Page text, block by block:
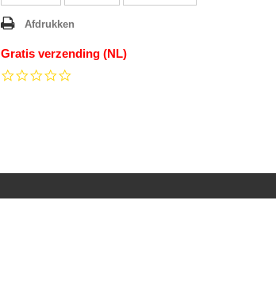
Afdrukken
Gratis verzending (NL)